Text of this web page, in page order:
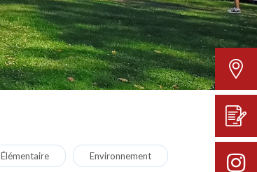
Élémentaire Environnement